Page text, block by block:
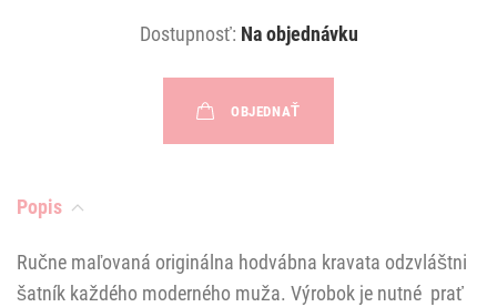
Dostupnosť: Na objednávku
OBJEDNAŤ
Popis
Ručne maľovaná originálna hodvábna kravata odzvláštni
šatník každého moderného muža. Výrobok je nutné prať